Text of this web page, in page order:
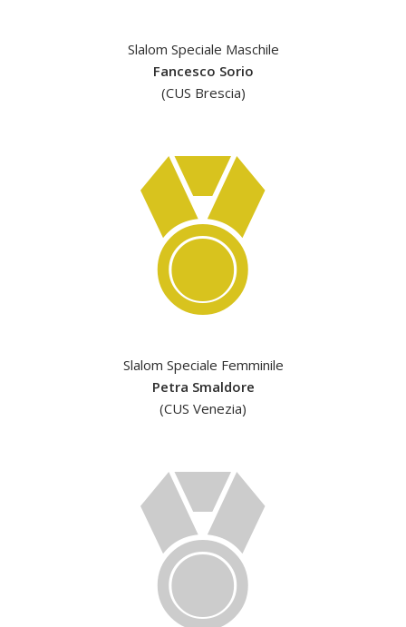
Slalom Speciale Maschile
Fancesco Sorio
(CUS Brescia)
Slalom Speciale Femminile
Petra Smaldore
(CUS Venezia)